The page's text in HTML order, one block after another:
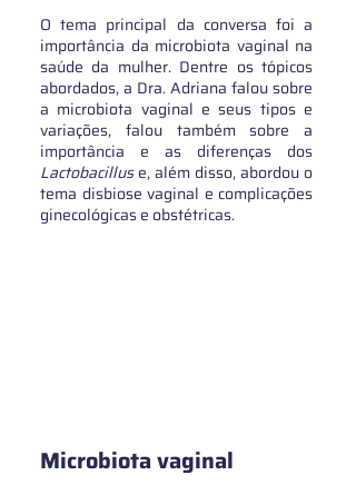
O tema principal da conversa foi a
importância da microbiota vaginal na
saúde da mulher. Dentre os tópicos
abordados, a Dra. Adriana falou sobre
a microbiota vaginal e seus tipos e
variações, falou também sobre a
Lactobacillus e, além disso, abordou o
tema disbiose vaginal e complicações
ginecológicas e obstétricas.
Microbiota vaginal